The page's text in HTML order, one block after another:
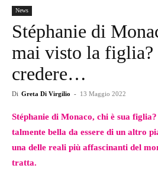
News
Stéphanie di
mai visto la figlia?
credere…
Di Greta Di Virgilio - 13 Maggio 2022
Stéphanie di Monaco, chi è sua
talmente bella da essere di un altro
una delle reali più affascinanti del
tratta.